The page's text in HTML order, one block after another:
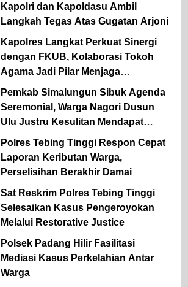
Kapolri dan Kapoldasu Ambil
Langkah Tegas Atas Gugatan Arjoni
Kapolres Langkat Perkuat Sinergi
dengan FKUB, Kolaborasi Tokoh
Agama Jadi Pilar Menjaga
Kamtibmas
Pemkab Simalungun Sibuk Agenda
Seremonial, Warga Nagori Dusun
Ulu Justru Kesulitan Mendapat
Pelayanan Desa
Polres Tebing Tinggi Respon Cepat
Laporan Keributan Warga,
Perselisihan Berakhir Damai
Sat Reskrim Polres Tebing Tinggi
Selesaikan Kasus Pengeroyokan
Melalui Restorative Justice
Polsek Padang Hilir Fasilitasi
Mediasi Kasus Perkelahian Antar
Warga